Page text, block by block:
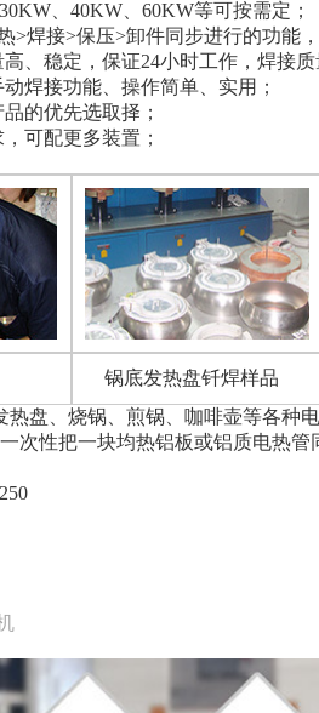
、40KW、60KW等可按需定；
>焊接>保压>卸件同步进行的功能
、稳定，保证24小时工作，焊接
焊接功能、操作简单、实用；
的优先选取择；
可配更多装置；
锅底发热盘钎焊样品
热盘、烧锅、煎锅、咖啡壶等各种
次性把一块均热铝板或铝质电热